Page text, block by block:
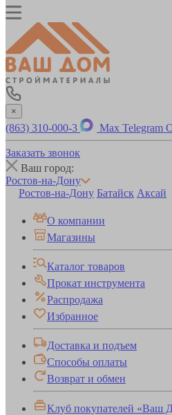
×
(863) 310-000-3 Max Telegram
Заказать звонок
Ваш город:
Ростов-на-Дону
Ростов-на-Дону Батайск Аксай
О компании
Магазины
Каталог товаров
Прокат инструмента
Распродажа
Избранное
Доставка и подъем
Способы оплаты
Возврат и обмен
Клуб покупателей «Ваш